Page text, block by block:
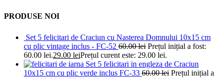
PRODUSE NOI
Set 5 felicitari de Craciun cu Nasterea Domnului 10x15 cm
cu plic vintage inclus - FC-52 60.00lei Prețul inițial a fost:
60.00 lei.29.00 leiPrețul curent este: 29.00 lei.
Set 5 felicitari in engleza de Craciun
10x15 cm cu plic verde inclus FC-33 60.00lei Prețul inițial a